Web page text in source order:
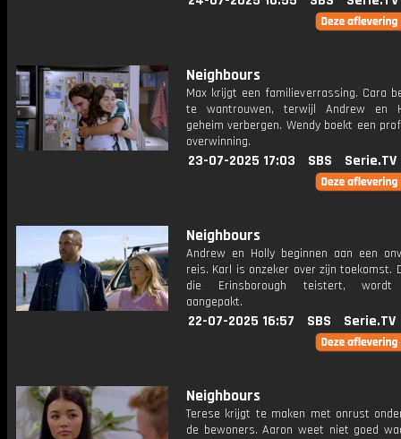
Neighbours
Max krijgt een familieverrassing. Cara
te wantrouwen, terwijl Andrew en
geheim verbergen. Wendy boekt een
overwinning.
23-07-2025 17:03 SBS Serie.TV
Neighbours
Andrew en Holly beginnen aan een
reis. Karl is onzeker over zijn toekomst.
die Erinsborough teistert, wordt
aangepakt.
22-07-2025 16:57 SBS Serie.TV
Neighbours
Terese krijgt te maken met onrust
de bewoners. Aaron weet niet goed